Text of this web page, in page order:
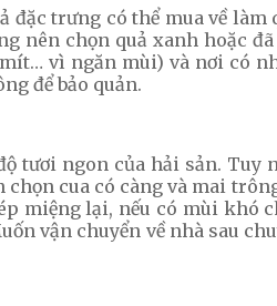
đặc trưng có thể mua về
nên chọn quả xanh hoặc
vì ngăn mùi) và nơi có
để bảo quản.
tươi ngon của hải sản.
cua có càng và mai
miệng lại, nếu có mùi khó
vận chuyển về nhà sau